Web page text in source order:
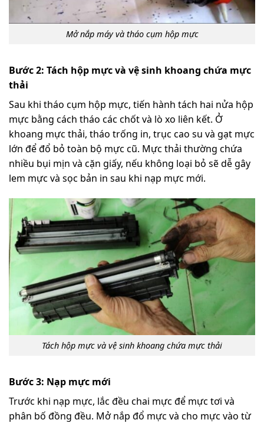
Mở nắp máy và tháo cụm hộp mực
Bước 2: Tách hộp mực và vệ sinh khoang chứa mực
thải
Sau khi tháo cụm hộp mực, tiến hành tách hai nửa hộp
mực bằng cách tháo các chốt và lò xo liên kết. Ở
khoang mực thải, tháo trống in, trục cao su và gạt mực
lớn để đổ bỏ toàn bộ mực cũ. Mực thải thường chứa
nhiều bụi mịn và cặn giấy, nếu không loại bỏ sẽ dễ gây
lem mực và sọc bản in sau khi nạp mực mới.
Tách hộp mực và vệ sinh khoang chứa mực thải
Bước 3: Nạp mực mới
Trước khi nạp mực, lắc đều chai mực để mực tơi và
phân bố đồng đều. Mở nắp đổ mực và cho mực vào từ